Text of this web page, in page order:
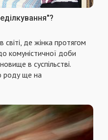
світі, де жінка протягом
комуністичної доби
в суспільстві.
роду ще на